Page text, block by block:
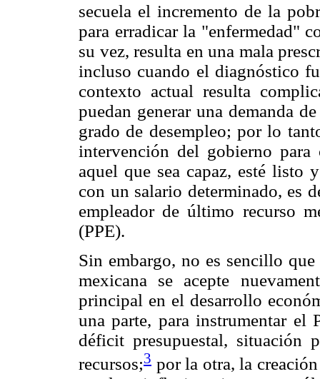
secuela el incremento de la
para erradicar la "enfermedad"
su vez, resulta en una mala
incluso cuando el diagnóstico
contexto actual resulta
puedan generar una demanda
grado de desempleo; por lo
intervención del gobierno
aquel que sea capaz, esté listo
con un salario determinado, es
empleador de último recurso
(PPE).
Sin embargo, no es sencillo
mexicana se acepte
principal en el desarrollo
una parte, para instrumentar el
déficit presupuestal, situación
recursos;3 por la otra, la